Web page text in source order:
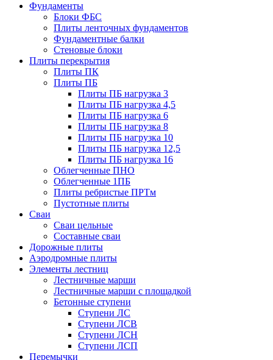
Фундаменты
Блоки ФБС
Плиты ленточных фундаментов
Фундаментные балки
Стеновые блоки
Плиты перекрытия
Плиты ПК
Плиты ПБ
Плиты ПБ нагрузка 3
Плиты ПБ нагрузка 4,5
Плиты ПБ нагрузка 6
Плиты ПБ нагрузка 8
Плиты ПБ нагрузка 10
Плиты ПБ нагрузка 12,5
Плиты ПБ нагрузка 16
Облегченные ПНО
Облегченные 1ПБ
Плиты ребристые ПРТм
Пустотные плиты
Сваи
Сваи цельные
Составные сваи
Дорожные плиты
Аэродромные плиты
Элементы лестниц
Лестничные марши
Лестничные марши с площадкой
Бетонные ступени
Ступени ЛС
Ступени ЛСВ
Ступени ЛСН
Ступени ЛСП
Перемычки